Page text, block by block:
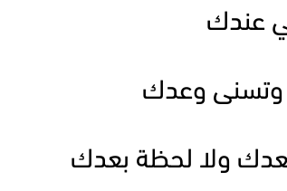
عندك
وتسنى وعدك
ولا لحظة بعدك